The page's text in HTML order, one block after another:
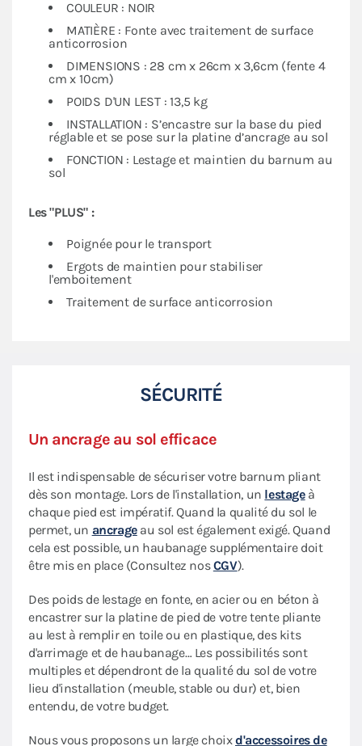
COULEUR : NOIR
MATIÈRE : Fonte avec traitement de surface
anticorrosion
DIMENSIONS : 28 cm x 26cm x 3,6cm (fente 4
cm x 10cm)
POIDS D'UN LEST : 13,5 kg
INSTALLATION : S’encastre sur la base du pied
réglable et se pose sur la platine d’ancrage au sol
FONCTION : Lestage et maintien du barnum au
sol
Les "PLUS" :
Poignée pour le transport
Ergots de maintien pour stabiliser
l'emboitement
Traitement de surface anticorrosion
SÉCURITÉ
Un ancrage au sol efficace
Il est indispensable de sécuriser votre barnum pliant
dès son montage. Lors de l'installation, un lestageà
chaque pied est impératif. Quand la qualité du sol le
permet, un ancrageau sol est également exigé. Quand
cela est possible, un haubanage supplémentaire doit
être mis en place (Consultez nosCGV).
Des poids de lestage en fonte, en acier ou en béton à
encastrer sur la platine de pied de votre tente pliante
au lest à remplir en toile ou en plastique, des kits
d'arrimage et de haubanage… Les possibilités sont
multiples et dépendront de la qualité du sol de votre
lieu d'installation (meuble, stable ou dur) et, bien
entendu, de votre budget.
Nous vous proposons un large choixd'accessoires de